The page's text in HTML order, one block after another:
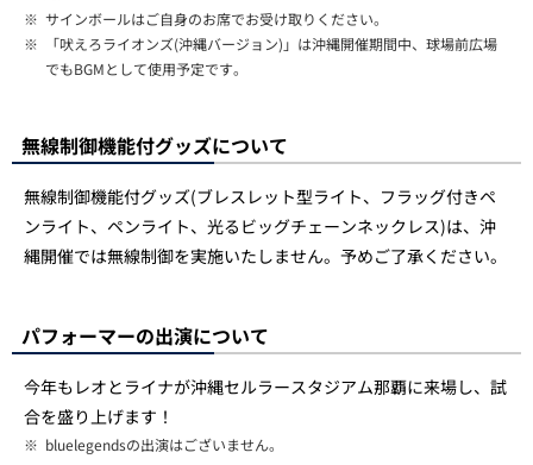
※ サインボールはご自身のお席でお受け取りください。
※
「吠えろライオンズ(沖縄バージョン)」は沖縄開催期間中、球場前広場
でもBGMとして使用予定です。
無線制御機能付グッズについて
無線制御機能付グッズ(ブレスレット型ライト、フラッグ付きペ
ンライト、ペンライト、光るビッグチェーンネックレス)は、沖
縄開催では無線制御を実施いたしません。予めご了承ください。
パフォーマーの出演について
今年もレオとライナが沖縄セルラースタジアム那覇に来場し、試
合を盛り上げます！
※ bluelegendsの出演はございません。